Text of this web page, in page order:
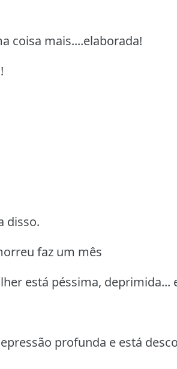
coisa mais....elaborada!
disso.
faz um mês
está péssima, deprimida...
profunda e está